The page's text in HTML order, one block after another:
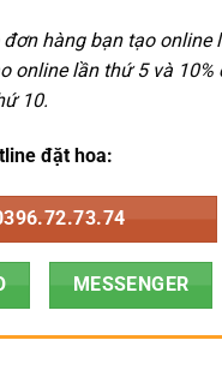
đơn hàng bạn tạo online
online lần thứ 5 và 10%
10.
đặt hoa:
MESSENGER